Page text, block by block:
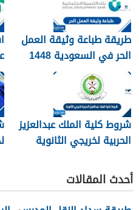
طريقة طباعة وثيقة العمل
الحر في السعودية 1448
شروط كلية الملك عبدالعزيز
الحربية لخريجي الثانوية
أحدث المقالات